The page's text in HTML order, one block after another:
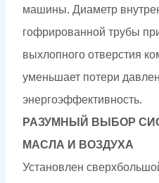
машины. Диаметр
гофрированной трубы
выхлопного отверстия
уменьшает потери
энергоэффективность.
РАЗУМНЫЙ ВЫБОР
МАСЛА И ВОЗДУХА
Установлен